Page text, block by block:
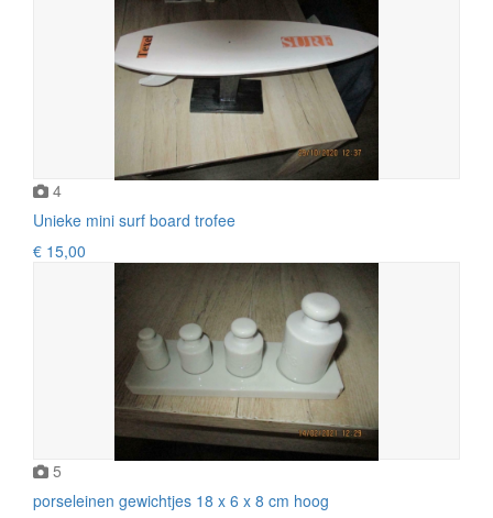
4
Unieke mini surf board trofee
€ 15,00
5
porseleinen gewichtjes 18 x 6 x 8 cm hoog